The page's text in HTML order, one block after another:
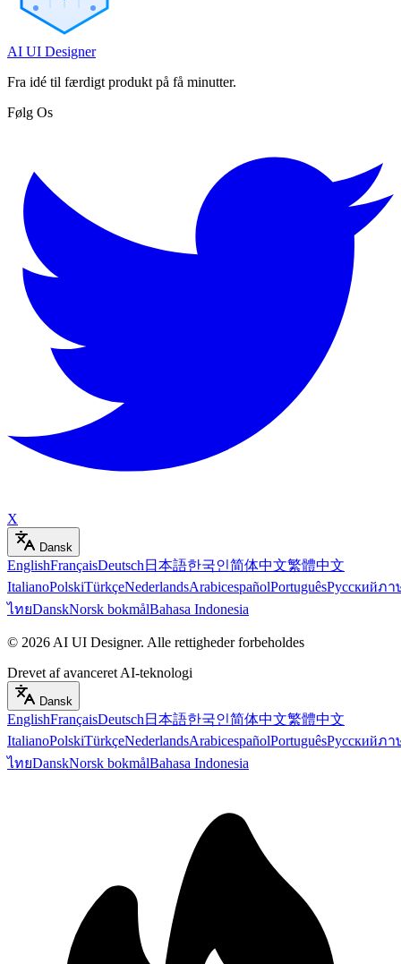
AI UI Designer
Fra idé til færdigt produkt på få minutter.
Følg Os
X
Dansk
EnglishFrançaisDeutsch 日本語한국인简体中文繁體中文
ItalianoPolskiTürkçeNederlandsArabicespañolPortuguêsРусскийภา
ไทยDanskNorsk bokmålBahasa Indonesia
© 2026 AI UI Designer. Alle rettigheder forbeholdes
Drevet af avanceret AI-teknologi
Dansk
EnglishFrançaisDeutsch 日本語한국인简体中文繁體中文
ItalianoPolskiTürkçeNederlandsArabicespañolPortuguêsРусскийภา
ไทยDanskNorsk bokmålBahasa Indonesia